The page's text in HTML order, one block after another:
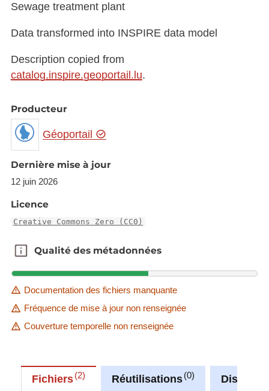
Sewage treatment plant
Data transformed into INSPIRE data model
Description copied from
catalog.inspire.geoportail.lu.
Producteur
Géoportail
Dernière mise à jour
12 juin 2026
Licence
Creative Commons Zero (CC0)
Qualité des métadonnées
Qualité des métadonnées
Documentation des fichiers manquante
Fréquence de mise à jour non renseignée
Couverture temporelle non renseignée
Fichiers 2 Réutilisations 0